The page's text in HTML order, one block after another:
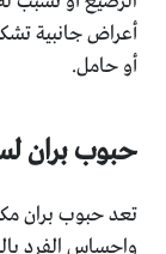
أعراض جانبية
أو حامل.
حبوب بران
تعد حبوب بران
واحساس الفرد